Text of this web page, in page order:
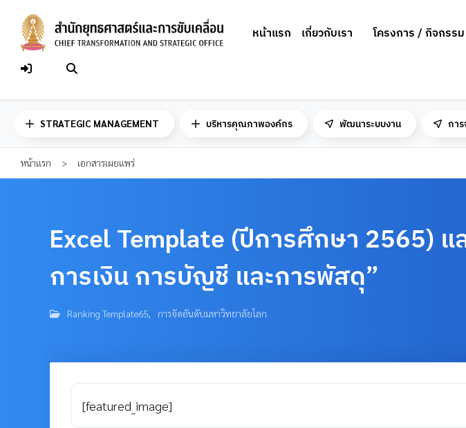
content
หน้าแรก เกี่ยวกับเรา โครงการ / กิจกรรม
STRATEGIC MANAGEMENT บริหารคุณภาพองค์กร พัฒนาระบบงาน กา
หน้าแรก > เอกสารเผยแพร่
Excel Template (ปีการศึกษา 2565)
การเงิน การบัญชี และการพัสดุ”
Ranking Template65, การจัดอันดับมหาวิทยาลัยโลก
[featured_image]